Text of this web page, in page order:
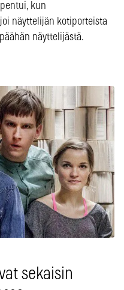
kun
näyttelijän kotiporteista
näyttelijästä.
sekaisin